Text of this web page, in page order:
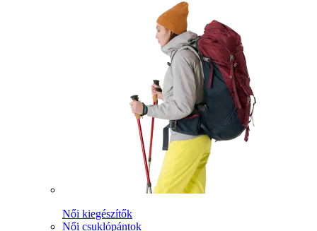
Női kiegészítők
Női csuklópántok